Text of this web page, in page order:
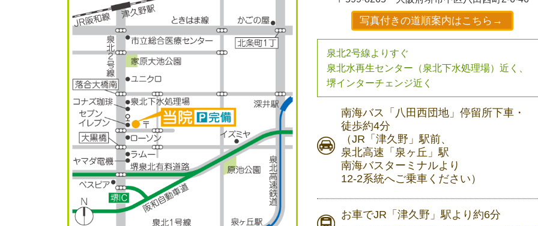
写真付きの道順案内はこちら→
泉北2号線よりすぐ
泉北水再生センター（泉北下水処理場）近く、
堺インターチェンジ近く
南海バス 「八田西団地」停留所下車・
徒歩約4分
（JR「津久野」駅前、
泉北高速「泉ヶ丘」駅
南海バスターミナルより
12-2系統へご乗車ください）
お車でJR「津久野」駅より 約6分